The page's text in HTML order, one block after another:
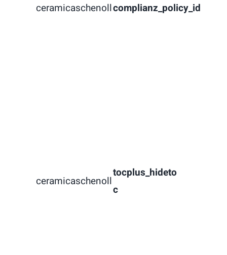
ceramicaschenollcomplianz_policy_id
ceramicaschenoll
tocplus_hideto
c